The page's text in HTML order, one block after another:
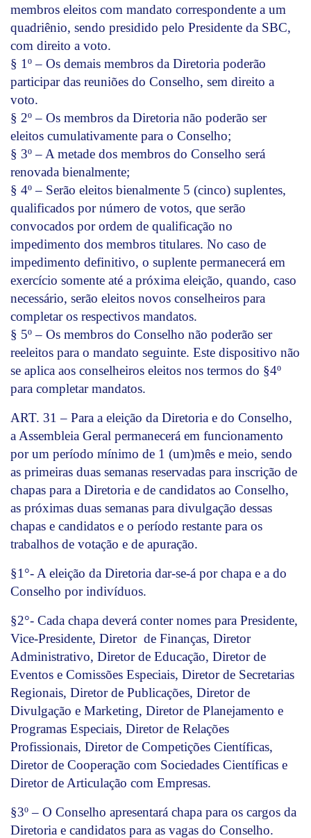
membros eleitos com mandato correspondente a um
quadriênio, sendo presidido pelo Presidente da SBC,
com direito a voto.
§ 1º – Os demais membros da Diretoria poderão
participar das reuniões do Conselho, sem direito a
voto.
§ 2º – Os membros da Diretoria não poderão ser
eleitos cumulativamente para o Conselho;
§ 3º – A metade dos membros do Conselho será
renovada bienalmente;
§ 4º – Serão eleitos bienalmente 5 (cinco) suplentes,
qualificados por número de votos, que serão
convocados por ordem de qualificação no
impedimento dos membros titulares. No caso de
impedimento definitivo, o suplente permanecerá em
exercício somente até a próxima eleição, quando, caso
necessário, serão eleitos novos conselheiros para
completar os respectivos mandatos.
§ 5º – Os membros do Conselho não poderão ser
reeleitos para o mandato seguinte. Este dispositivo não
se aplica aos conselheiros eleitos nos termos do §4º
para completar mandatos.
ART. 31 – Para a eleição da Diretoria e do Conselho,
a Assembleia Geral permanecerá em funcionamento
por um período mínimo de 1 (um)mês e meio, sendo
as primeiras duas semanas reservadas para inscrição de
chapas para a Diretoria e de candidatos ao Conselho,
as próximas duas semanas para divulgação dessas
chapas e candidatos e o período restante para os
trabalhos de votação e de apuração.
§1°- A eleição da Diretoria dar-se-á por chapa e a do
Conselho por indivíduos.
§2°- Cada chapa deverá conter nomes para Presidente,
Vice-Presidente, Diretor de Finanças, Diretor
Administrativo, Diretor de Educação, Diretor de
Eventos e Comissões Especiais, Diretor de Secretarias
Regionais, Diretor de Publicações, Diretor de
Divulgação e Marketing, Diretor de Planejamento e
Programas Especiais, Diretor de Relações
Profissionais, Diretor de Competições Científicas,
Diretor de Cooperação com Sociedades Científicas e
Diretor de Articulação com Empresas.
§3º – O Conselho apresentará chapa para os cargos da
Diretoria e candidatos para as vagas do Conselho.